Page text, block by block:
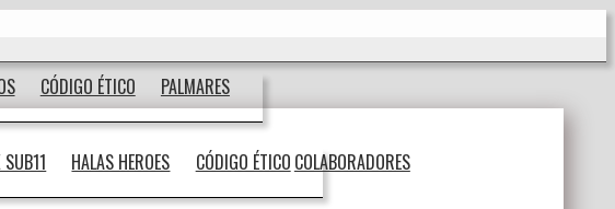
CÓDIGO ÉTICO
PALMARES
HALAS HEROES CÓDIGO ÉTICO COLABORADORES